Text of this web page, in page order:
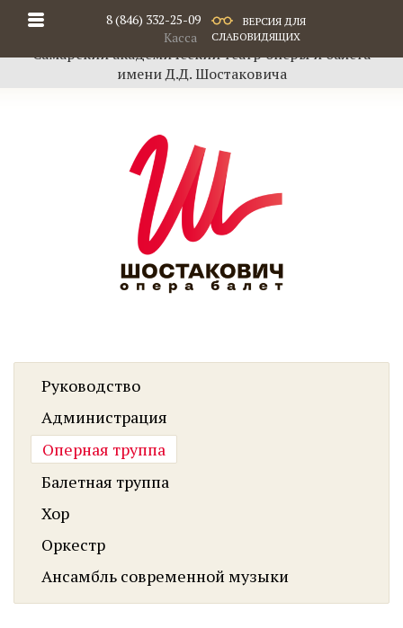
8 (846) 332-25-09
Касса
ВЕРСИЯ ДЛЯ
СЛАБОВИДЯЩИХ
Самарский академический театр оперы и балета
имени Д.Д. Шостаковича
Руководство
Администрация
Оперная труппа
Балетная труппа
Хор
Оркестр
Ансамбль современной музыки